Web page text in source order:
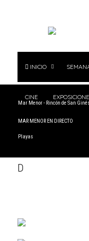
INICIO
CINE
Mar Menor - Rincón de San
MAR MENOR EN DIRECTO
Playas
D